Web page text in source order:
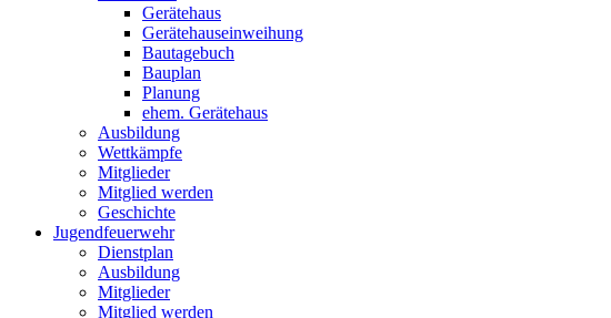
Gerätehaus
Gerätehauseinweihung
Bautagebuch
Bauplan
Planung
ehem. Gerätehaus
Ausbildung
Wettkämpfe
Mitglieder
Mitglied werden
Geschichte
Jugendfeuerwehr
Dienstplan
Ausbildung
Mitglieder
Mitglied werden